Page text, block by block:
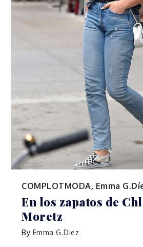
COMPLOTMODA, Emma
En los zapatos de
Moretz
By Emma G.Diez